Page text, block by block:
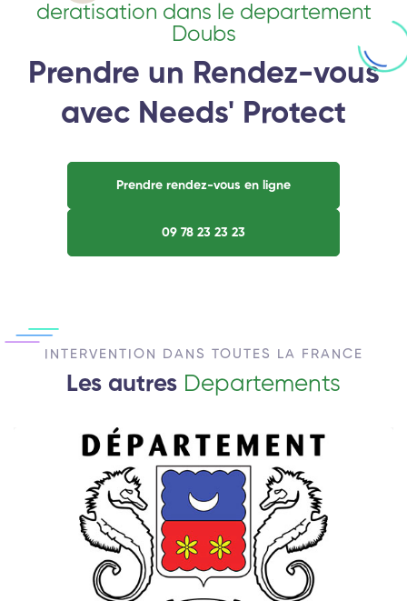
deratisation dans le departement
Doubs
Prendre un Rendez-vous
avec Needs' Protect
Prendre rendez-vous en ligne
09 78 23 23 23
INTERVENTION DANS TOUTES LA FRANCE
Les autres Departements